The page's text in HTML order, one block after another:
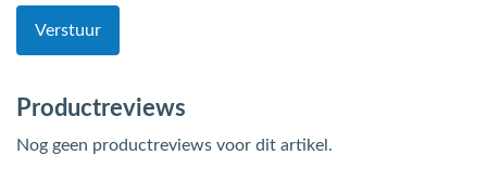
Verstuur
Productreviews
Nog geen productreviews voor dit artikel.